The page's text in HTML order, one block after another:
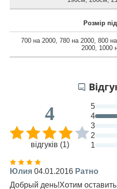
Розмір
700 на 2000 780 на 2000 800
2000 1000
4
відгуків (1)
5
4
3
2
1
Юлия 04.01.2016 Ратно
Добрый день!Хотим